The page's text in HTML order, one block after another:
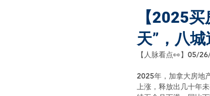
【2025
天”，八
【人脉看点👀】05/
2025年，加拿大房地
上涨，释放出几十年